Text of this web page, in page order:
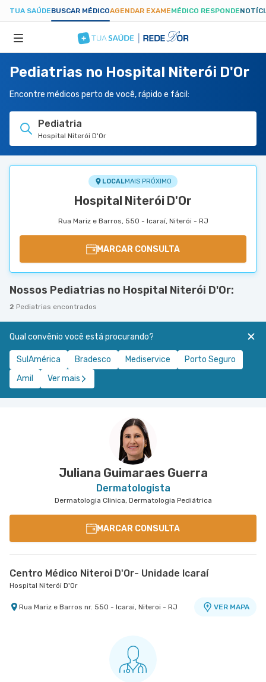
TUA SAÚDEBUSCAR MÉDICOAGENDAR EXAMEMÉDICO RESPONDE
ESPECIALIDADES
HOSPITAIS
TUASAUDE.COM
Pediatrias no Hospital Niterói D'Or
Encontre médicos perto de você, rápido e fácil:
Pediatria
Hospital Niterói D'Or
LOCALMAIS PRÓXIMO
Hospital Niterói D'Or
Rua Mariz e Barros, 550 - Icaraí, Niterói - RJ
MARCAR CONSULTA
Nossos Pediatrias no Hospital Niterói D'Or:
2 Pediatrias encontrados
Qual convênio você está procurando?
SulAmérica Bradesco Mediservice
Porto Seguro
Amil
Ver mais
Juliana Guimaraes Guerra
Dermatologista
Dermatologia Clinica, Dermatologia Pediátrica
MARCAR CONSULTA
Centro Médico Niteroi D'Or- Unidade Icaraí
Hospital Niterói D'Or
Rua Mariz e Barros nr. 550 - Icarai, Niteroi - RJ VER MAPA